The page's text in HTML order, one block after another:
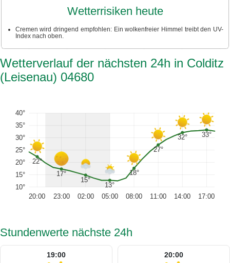
Wetterrisiken heute
Cremen wird dringend empfohlen: Ein wolkenfreier Himmel treibt den UV-
Index nach oben.
Wetterverlauf der nächsten 24h in Colditz
(Leisenau) 04680
10°
15°
20°
25°
30°
35°
40°
22°
17°
15°
13°
18°
27°
32° 33°
20:00 23:00 02:00 05:00 08:00 11:00 14:00 17:00
Stundenwerte nächste 24h
19:00 20:00